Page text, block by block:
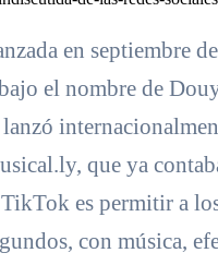
en septiembre
el nombre de
que ya
es permitir a
con música,